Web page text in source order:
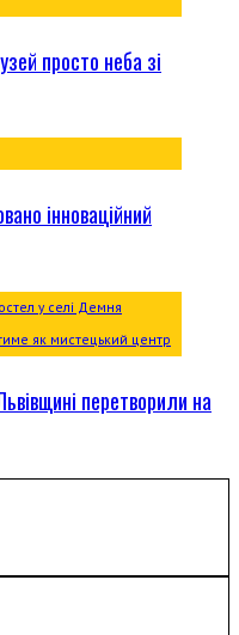
просто неба зі
інноваційний
перетворили на